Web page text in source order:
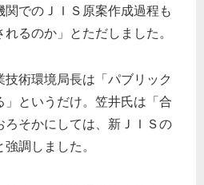
関でのＪＩＳ原案作成過程も
れるのか」とただしました。
術環境局長は「パブリック
」というだけ。笠井氏は「合
ろそかにしては、新ＪＩＳの
調しました。